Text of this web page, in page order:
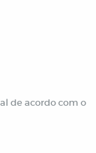
de acordo com o